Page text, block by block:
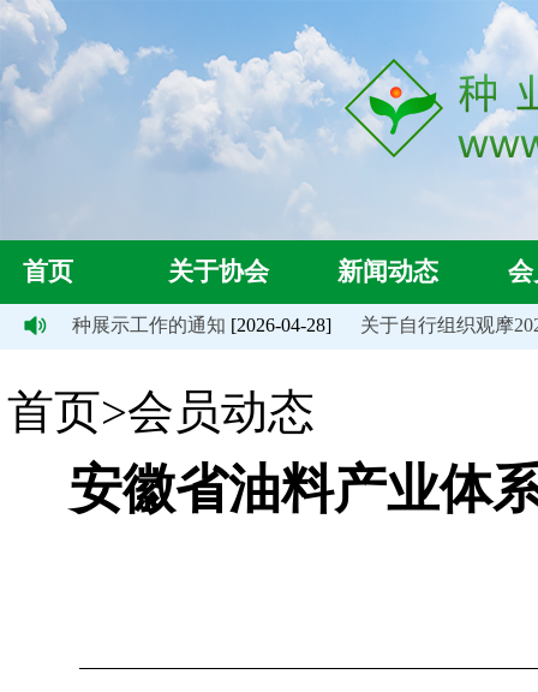
首页 关于协会 新闻动态
新品种展示工作的通知 [2026-04-28] 关于自行组织观摩
首页>会员动态
安徽省油料产业体